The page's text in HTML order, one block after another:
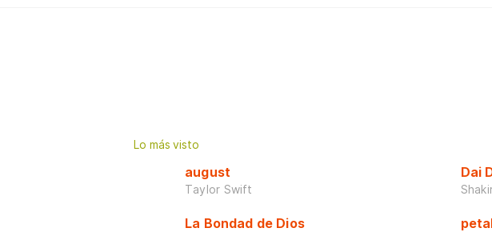
Lo más visto
august
Taylor Swift
La Bondad de Dios
Dai